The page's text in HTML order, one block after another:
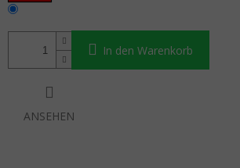
In den Warenkorb
ANSEHEN